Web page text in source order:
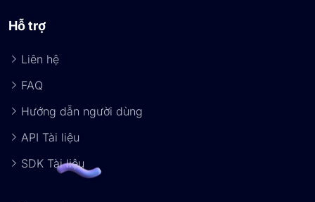
Hỗ trợ
Liên hệ
FAQ
Hướng dẫn người dùng
API Tài liệu
SDK Tài liệu